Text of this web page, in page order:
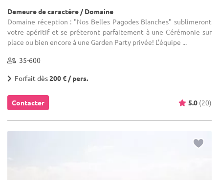
Demeure de caractère / Domaine
Domaine réception : "Nos Belles Pagodes Blanches" sublimeront
votre apéritif et se prêteront parfaitement à une Cérémonie sur
place ou bien encore à une Garden Party privée! L’équipe ...
35-600
Forfait dès200 € / pers.
Contacter 5.0 (20)